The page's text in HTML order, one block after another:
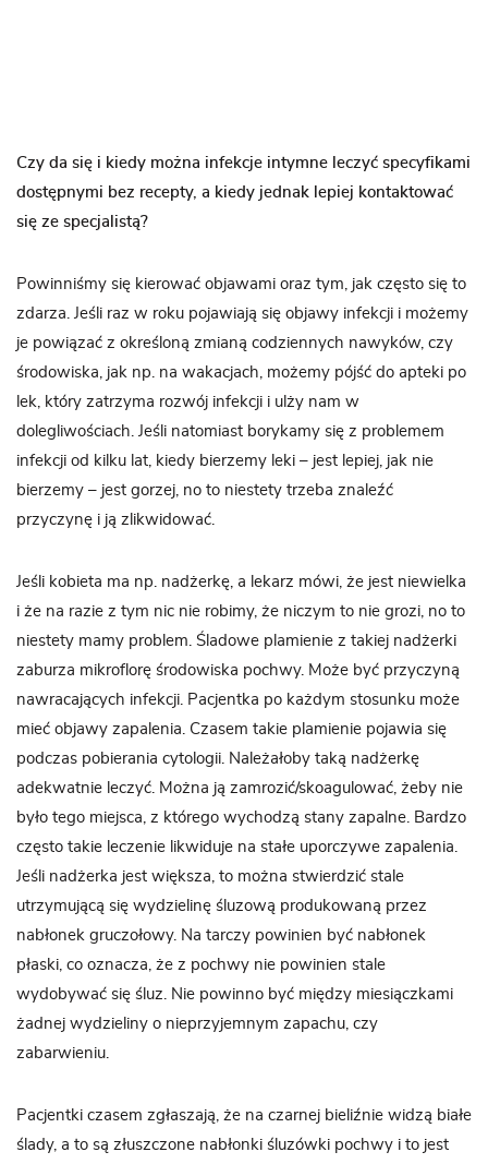
Czy da się i kiedy można infekcje intymne leczyć specyfikami
dostępnymi bez recepty, a kiedy jednak lepiej kontaktować
się ze specjalistą?
Powinniśmy się kierować objawami oraz tym, jak często się to
zdarza. Jeśli raz w roku pojawiają się objawy infekcji i możemy
je powiązać z określoną zmianą codziennych nawyków, czy
środowiska, jak np. na wakacjach, możemy pójść do apteki po
lek, który zatrzyma rozwój infekcji i ulży nam w
dolegliwościach. Jeśli natomiast borykamy się z problemem
infekcji od kilku lat, kiedy bierzemy leki – jest lepiej, jak nie
bierzemy – jest gorzej, no to niestety trzeba znaleźć
przyczynę i ją zlikwidować.
Jeśli kobieta ma np. nadżerkę, a lekarz mówi, że jest niewielka
i że na razie z tym nic nie robimy, że niczym to nie grozi, no to
niestety mamy problem. Śladowe plamienie z takiej nadżerki
zaburza mikroflorę środowiska pochwy. Może być przyczyną
nawracających infekcji. Pacjentka po każdym stosunku może
mieć objawy zapalenia. Czasem takie plamienie pojawia się
podczas pobierania cytologii. Należałoby taką nadżerkę
adekwatnie leczyć. Można ją zamrozić/skoagulować, żeby nie
było tego miejsca, z którego wychodzą stany zapalne. Bardzo
często takie leczenie likwiduje na stałe uporczywe zapalenia.
Jeśli nadżerka jest większa, to można stwierdzić stale
utrzymującą się wydzielinę śluzową produkowaną przez
nabłonek gruczołowy. Na tarczy powinien być nabłonek
płaski, co oznacza, że z pochwy nie powinien stale
wydobywać się śluz. Nie powinno być między miesiączkami
żadnej wydzieliny o nieprzyjemnym zapachu, czy
zabarwieniu.
Pacjentki czasem zgłaszają, że na czarnej bieliźnie widzą białe
ślady, a to są złuszczone nabłonki śluzówki pochwy i to jest